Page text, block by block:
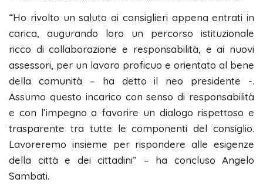
“Ho rivolto un saluto ai consiglieri appena entrati in
carica, augurando loro un percorso istituzionale
ricco di collaborazione e responsabilità, e ai nuovi
assessori, per un lavoro proficuo e orientato al bene
della comunità – ha detto il neo presidente -.
Assumo questo incarico con senso di responsabilità
e con l’impegno a favorire un dialogo rispettoso e
trasparente tra tutte le componenti del consiglio.
Lavoreremo insieme per rispondere alle esigenze
della città e dei cittadini” – ha concluso Angelo
Sambati.